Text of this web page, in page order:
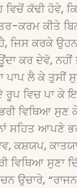
ਕੱਢੀ ਹੋਵੇ,
ਕਰਮ ਕੀਤੇ
ਜਿਸ ਕਰਕੇ
ਕਰ ਦੇਵੋ,
ਲੈ ਕੇ ਤੁਸੀਂ
ਵਿਚ ਪਾ ਕੇ
ਵਿਥਿਆ ਸੁਣ
ਸਹਿਤ ਆਪਣੇ
ਕਸ਼ਯਪ,
ਵਿਥਿਆ ਸੁਣਾ
ਉਚਾਰੇ,